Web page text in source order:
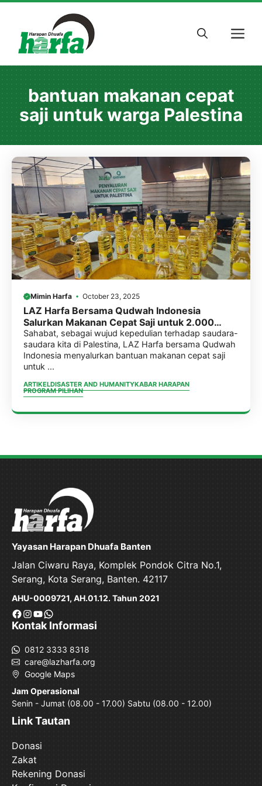
content
bantuan makanan cepat
saji untuk warga Palestina
Mimin Harfa October 23, 2025
LAZ Harfa Bersama Qudwah Indonesia
Salurkan Makanan Cepat Saji untuk 2.000
Warga Palestina
Sahabat, sebagai wujud kepedulian terhadap saudara-
saudara kita di Palestina, LAZ Harfa bersama Qudwah
Indonesia menyalurkan bantuan makanan cepat saji
untuk ...
ARTIKELDISASTER AND HUMANITYKABAR HARAPAN
PROGRAM PILIHAN
Yayasan Harapan Dhuafa Banten
Jalan Ciwaru Raya, Komplek Pondok Citra No.1,
Serang, Kota Serang, Banten. 42117
AHU-0009721, AH.01.12. Tahun 2021
Facebook
Instagram
YouTube
WhatsApp
Kontak Informasi
0812 3333 8318
care@lazharfa.org
Google Maps
Jam Operasional
Senin - Jumat (08.00 - 17.00) Sabtu (08.00 - 12.00)
Link Tautan
Donasi
Zakat
Rekening Donasi